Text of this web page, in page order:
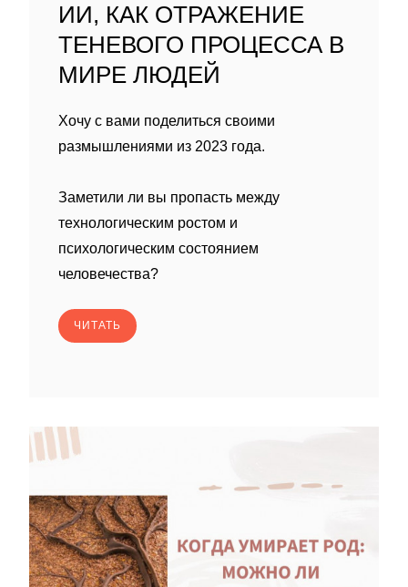
ИИ, КАК ОТРАЖЕНИЕ
ТЕНЕВОГО ПРОЦЕССА В
МИРЕ ЛЮДЕЙ
Хочу с вами поделиться своими
размышлениями из 2023 года.
Заметили ли вы пропасть между
технологическим ростом и
психологическим состоянием
человечества?
ЧИТАТЬ